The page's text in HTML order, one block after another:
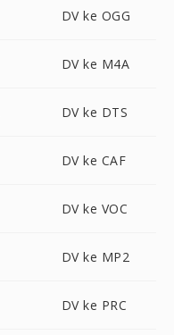
DV ke OGG
DV ke M4A
DV ke DTS
DV ke CAF
DV ke VOC
DV ke MP2
DV ke PRC